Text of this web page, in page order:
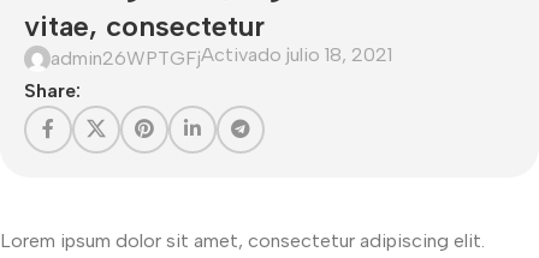
vitae, consectetur
admin26WPTGFjActivado julio 18, 2021
Share:
Lorem ipsum dolor sit amet, consectetur adipiscing elit.